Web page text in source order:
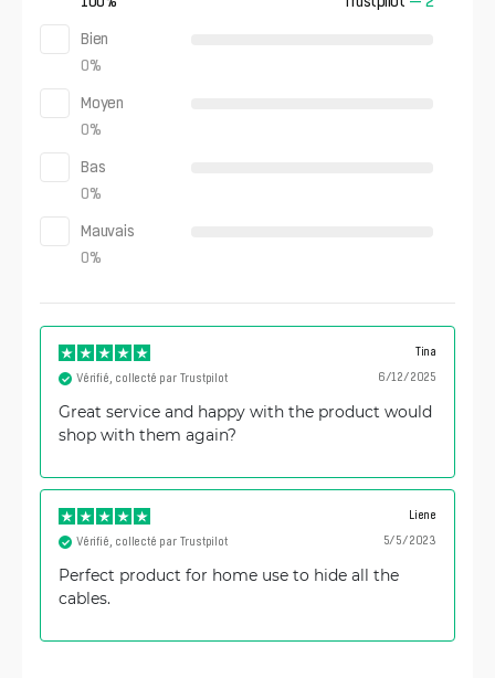
Bien
0%
Moyen
0%
Bas
0%
Mauvais
0%
Tina
6/12/2025
Vérifié, collecté par Trustpilot
Great service and happy with the product would
shop with them again?
Liene
5/5/2023
Vérifié, collecté par Trustpilot
Perfect product for home use to hide all the
cables.